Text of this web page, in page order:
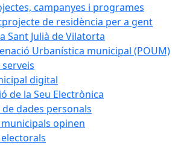
campanyes i programes
de residència per a gent
Sant Julià de Vilatorta
Urbanística municipal (POUM)
digital
de la Seu Electrònica
dades personals
opinen